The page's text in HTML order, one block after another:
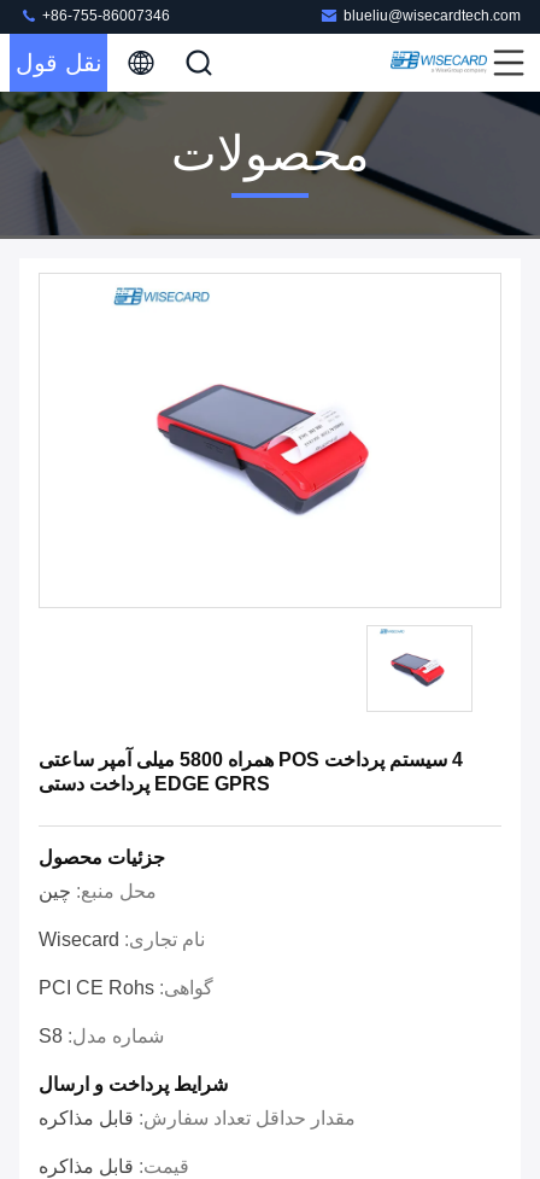
blueliu@wisecardtech.com
+86-755-86007346
نقل قول
محصولات
4 سیستم پرداخت POS همراه 5800 میلی آمپر ساعتی
EDGE GPRS پرداخت دستی
جزئیات محصول
محل منبع: چین
نام تجاری: Wisecard
گواهی: PCI CE Rohs
شماره مدل: S8
شرایط پرداخت و ارسال
مقدار حداقل تعداد سفارش: قابل مذاکره
قیمت: قابل مذاکره